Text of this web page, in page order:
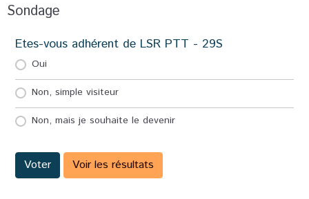
Sondage
Etes-vous adhérent de LSR PTT - 29S
Oui
Non, simple visiteur
Non, mais je souhaite le devenir
Voter Voir les résultats